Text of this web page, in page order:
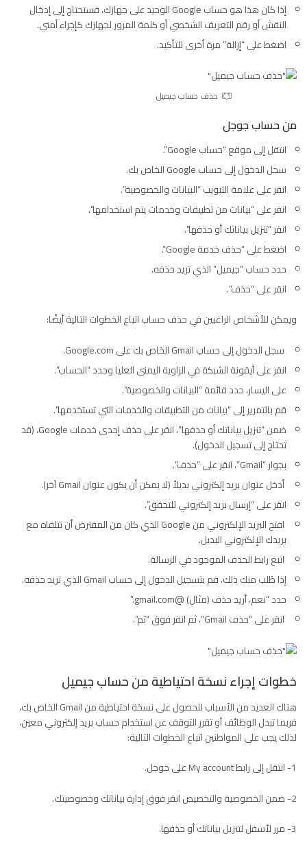
إذا كان هذا هو حساب Google الوحيد على جهازك، فستحتاج إلى إدخال
النقش أو رقم التعريف الشخصي أو كلمة المرور لجهازك كإجراء أمني.
اضغط على “إزالة” مرة أخرى للتأكيد.
حذف حساب جيميل
من حساب جوجل
انتقل إلى موقع “حساب Google”.
سجل الدخول إلى حساب Google الخاص بك.
انقر على علامة التبويب “البيانات والخصوصية”.
انقر على “بيانات من تطبيقات وخدمات يتم استخدامها”.
انقر “تنزيل بياناتك أو حذفها”.
اضغط على “حذف خدمة Google”.
حدد حساب “جيميل” الذي تريد حذفه.
انقر على “حذف”.
ويمكن للأشخاص الراغبين في حذف حساب اتباع الخطوات التالية أيضًا:
سجل الدخول إلى حساب Gmail الخاص بك على Google.com.
انقر على أيقونة الشبكة في الزاوية اليمنى العليا وحدد “الحساب”.
على اليسار، حدد قائمة “البيانات والخصوصية”.
قم بالتمرير إلى “بيانات من التطبيقات والخدمات التي تستخدمها”.
ضمن “تنزيل بياناتك أو حذفها”، انقر على حذف إحدى خدمات Google، (قد
تحتاج إلى تسجيل الدخول).
بجوار “Gmail”، انقر على “حذف”.
أدخل عنوانبريد إلكترونيبديلاً (لا يمكن أن يكون عنوان Gmail آخر).
انقر على “إرسال بريد إلكتروني للتحقق”.
افتح البريد الإلكتروني من Google الذي كان من المفترض أن تتلقاه مع
بريدك الإلكتروني البديل.
اتبع رابط الحذف الموجود في الرسالة.
إذا طُلب منك ذلك، قم بتسجيل الدخول إلى حساب Gmail الذي تريد حذفه.
حدد “نعم، أريد حذف (مثال) @gmail.com.”
انقر على “حذف Gmail”، ثم انقر فوق “تم”.
خطوات إجراء نسخة احتياطية من حساب جيميل
هناك العديد من الأسباب للحصول على نسخة احتياطية من
الخاص بك،
فربما تبدل الوظائف أو تقرر التوقف عن استخدام حساب بريد إلكتروني معين،
لذلك يجب على المواطنين اتباع الخطوات التالية:
1- انتقل إلى رابط My account على جوجل.
2- ضمن الخصوصية والتخصيص انقر فوق إدارة بياناتك وخصوصيتك.
3- مرر لأسفل لتنزيل بياناتك أو حذفها.